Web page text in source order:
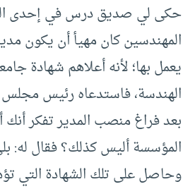
حكى لي صديق درس في إحدى
المهندسين كان مهيأ أن يكون
يعمل بها؛ لأنه أعلاهم شهادة
الهندسة، فاستدعاه رئيس مجلس
بعد فراغ منصب المدير تفكر أنك
المؤسسة أليس كذلك؟ فقال له:
وحاصل على تلك الشهادة التي